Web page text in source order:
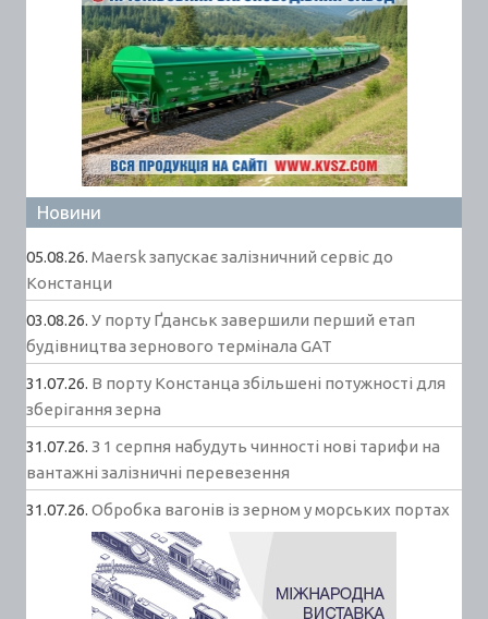
Новини
05.08.26. Maersk запускає залізничний сервіс до
Констанци
03.08.26. У порту Ґданськ завершили перший етап
будівництва зернового термінала GAT
31.07.26. В порту Констанца збільшені потужності для
зберігання зерна
31.07.26. З 1 серпня набудуть чинності нові тарифи на
вантажні залізничні перевезення
31.07.26. Обробка вагонів із зерном у морських портах